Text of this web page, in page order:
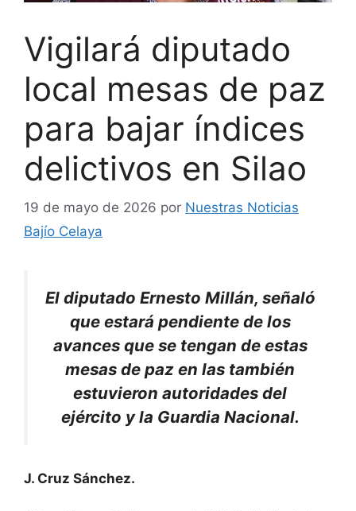
Vigilará diputado
local mesas de paz
para bajar índices
delictivos en Silao
19 de mayo de 2026 por Nuestras Noticias
Bajío Celaya
El diputado Ernesto Millán, señaló
que estará pendiente de los
avances que se tengan de estas
mesas de paz en las también
estuvieron autoridades del
ejército y la Guardia Nacional.
J. Cruz Sánchez.